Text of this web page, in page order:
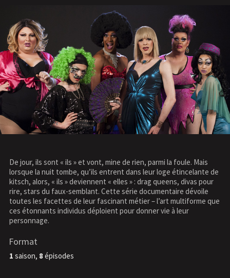
De jour, ils sont « ils » et vont, mine de rien, parmi la foule. Mais
lorsque la nuit tombe, qu’ils entrent dans leur loge étincelante de
kitsch, alors, « ils » deviennent « elles » : drag queens, divas pour
rire, stars du faux-semblant. Cette série documentaire dévoile
toutes les facettes de leur fascinant métier – l’art multiforme que
ces étonnants individus déploient pour donner vie à leur
personnage.
Format
1 saison, 8épisodes